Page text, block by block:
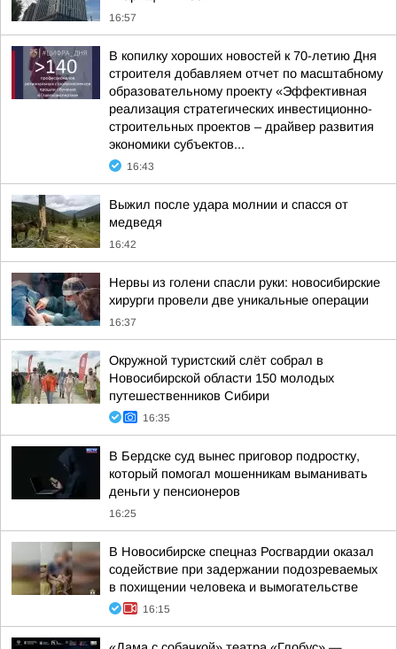
16:57
В копилку хороших новостей к 70-летию Дня
строителя добавляем отчет по масштабному
образовательному проекту «Эффективная
реализация стратегических инвестиционно-
строительных проектов – драйвер развития
экономики субъектов...
16:43
Выжил после удара молнии и спасся от
медведя
16:42
Нервы из голени спасли руки: новосибирские
хирурги провели две уникальные операции
16:37
Окружной туристский слёт собрал в
Новосибирской области 150 молодых
путешественников Сибири
16:35
В Бердске суд вынес приговор подростку,
который помогал мошенникам выманивать
деньги у пенсионеров
16:25
В Новосибирске спецназ Росгвардии оказал
содействие при задержании подозреваемых
в похищении человека и вымогательстве
16:15